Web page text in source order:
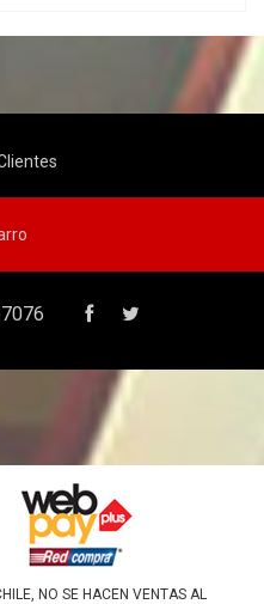
NO SE HACEN VENTAS AL